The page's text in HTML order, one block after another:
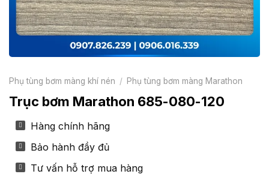
Phụ tùng bơm màng khí nén / Phụ tùng bơm màng Marathon
Trục bơm Marathon 685-080-120
Hàng chính hãng
Bảo hành đầy đủ
Tư vấn hỗ trợ mua hàng